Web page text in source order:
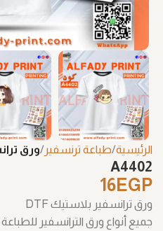
الرئيسية طباعة ترنسفير ورق
A4402
16EGP
ورق ترانسفير بلاستيك DTF
جميع أنواع ورق الترانسفير للطباعة